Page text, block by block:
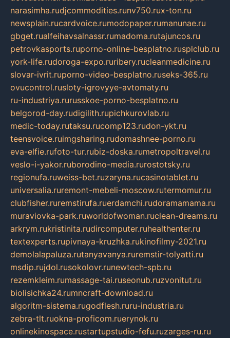
narasimha.rudjcommodities.runv750.rux-ton.ru
newsplain.rucardvoice.rumodopaper.rumanunae.ru
gbget.rualfeihavsalnassr.rumadoma.rutajuncos.ru
petrovkasports.ruporno-online-besplatno.rusplclub.ru
york-life.rudoroga-expo.ruribery.rucleanmedicine.ru
slovar-ivrit.ruporno-video-besplatno.ruseks-365.ru
ovucontrol.rusloty-igrovyye-avtomaty.ru
ru-industriya.rurusskoe-porno-besplatno.ru
belgorod-day.rudigilith.rupichkurovlab.ru
medic-today.rutaksu.rucomp123.rudon-ykt.ru
teensvoice.ruimgsharing.rudomashnee-porno.ru
eva-elfie.rufoto-tur.rubiz-doska.rumetropoltravel.ru
veslo-i-yakor.ruborodino-media.rurostotsky.ru
regionufa.ruweiss-bet.ruzaryna.rucasinotablet.ru
universalia.ruremont-mebeli-moscow.rutermomur.ru
clubfisher.ruremstirufa.ruerdamchi.rudoramamama.ru
muraviovka-park.ruworldofwoman.ruclean-dreams.ru
arkrym.rukristinita.rudircomputer.ruhealthenter.ru
textexperts.rupivnaya-kruzhka.rukinofilmy-2021.ru
demolalapaluza.rutanyavanya.ruremstir-tolyatti.ru
msdip.rujdol.rusokolovr.runewtech-spb.ru
rezemkleim.rumassage-tai.ruseonub.ruzvonitut.ru
biolisichka24.rumncraft-download.ru
algoritm-sistema.rugodflesh.ruru-industria.ru
zebra-tlt.ruokna-proficom.ruerynok.ru
onlinekinospace.rustartupstudio-fefu.ruzarges-ru.ru